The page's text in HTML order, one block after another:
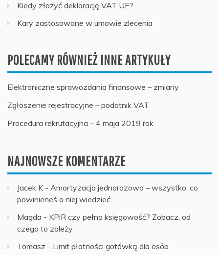
Kiedy złożyć deklarację VAT UE?
Kary zastosowane w umowie zlecenia
POLECAMY RÓWNIEŻ INNE ARTYKUŁY
Elektroniczne sprawozdania finansowe – zmiany
Zgłoszenie rejestracyjne – podatnik VAT
Procedura rekrutacyjna – 4 maja 2019 rok
NAJNOWSZE KOMENTARZE
Jacek K- Amortyzacja jednorazowa – wszystko, co
powinieneś o niej wiedzieć
Magda - KPiR czy pełna księgowość? Zobacz, od
czego to zależy
Tomasz - Limit płatności gotówką dla osób